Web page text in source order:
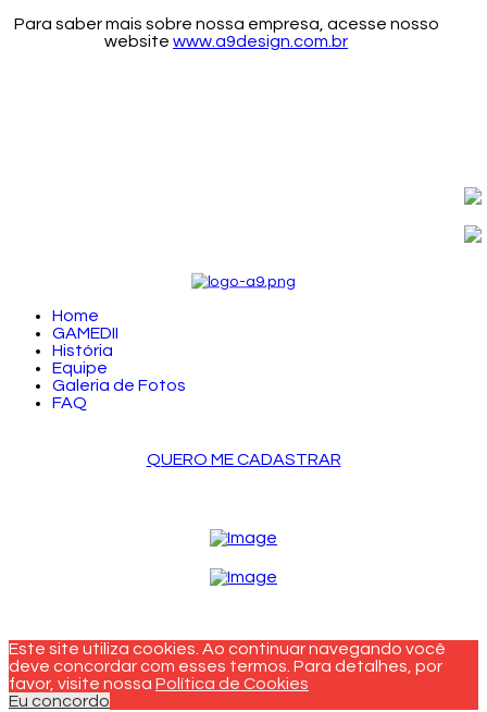
Para saber mais sobre nossa empresa, acesse nosso
website www.a9design.com.br
Home
GAMEDII
História
Equipe
Galeria de Fotos
FAQ
QUERO ME CADASTRAR
Este site utiliza cookies. Ao continuar navegando você
deve concordar com esses termos. Para detalhes, por
favor, visite nossa Política de Cookies
Eu concordo